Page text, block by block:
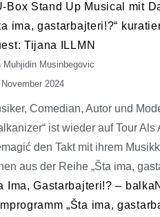
Box Stand Up Musical mit
ima, gastarbajteri!?“
Tijana ILLMN
Muhjidin Musinbegovic
2024
Comedian, Autor und
ist wieder auf Tour
den Takt mit ihrem
aus der Reihe „Šta ima,
Ima, Gastarbajteri!? –
„Šta ima,